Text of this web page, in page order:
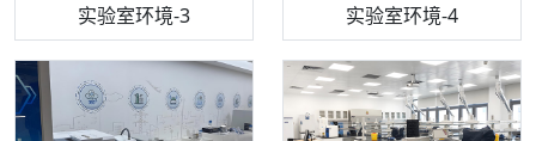
实验室环境-3 实验室环境-4
机构质检技术员-3 机构质检技术员-4
高效液相色谱仪 流式细胞仪